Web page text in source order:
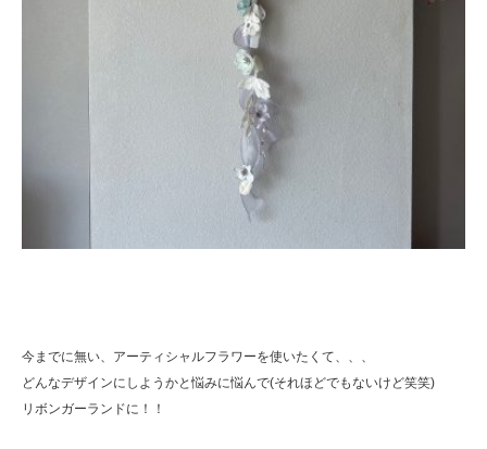
今までに無い、アーティシャルフラワーを使いたくて、、、
どんなデザインにしようかと悩みに悩んで(それほどでもないけど笑笑)
リボンガーランドに！！